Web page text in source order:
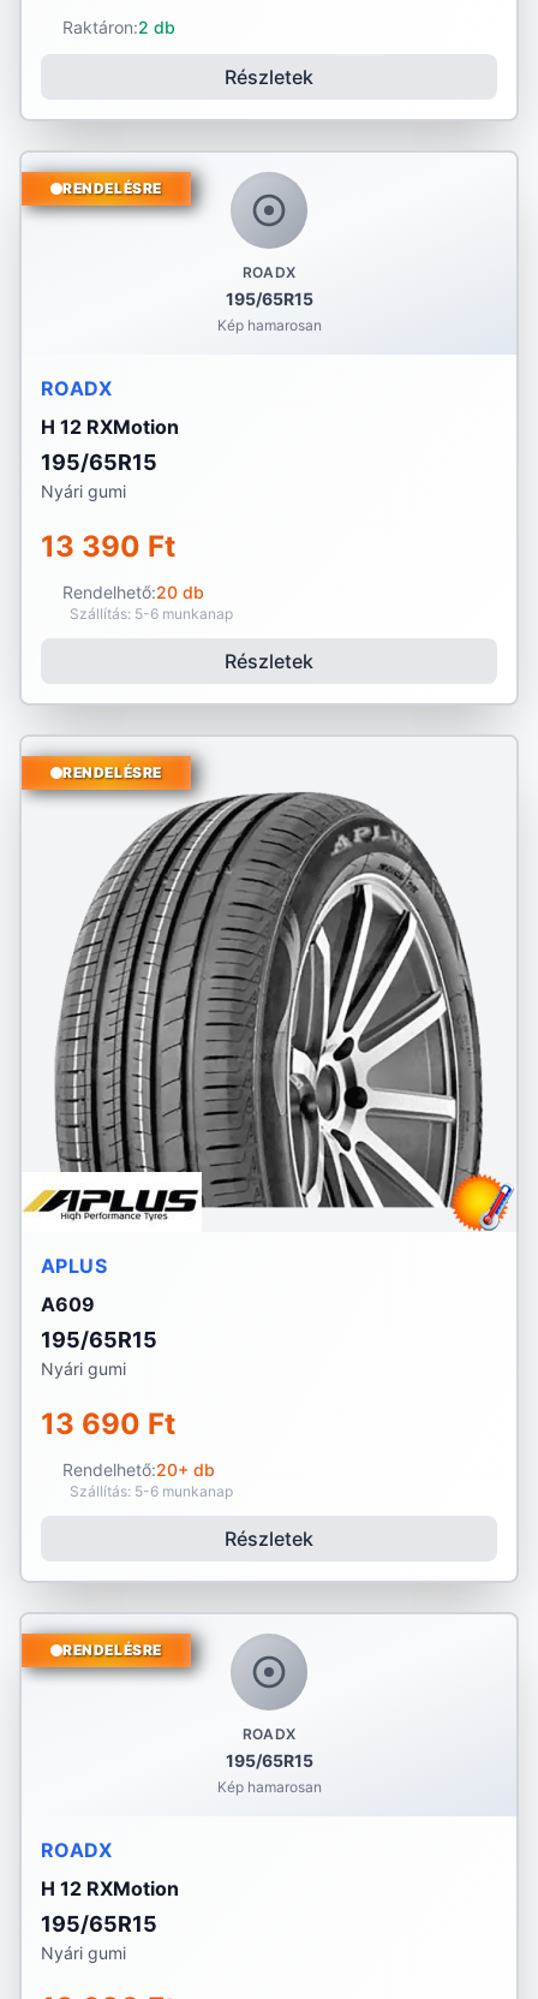
Raktáron:2 db
Részletek
ROADX
195/65R15
Kép hamarosan
RENDELÉSRE
ROADX
H 12 RXMotion
195/65R15
Nyári gumi
13 390 Ft
Rendelhető:20 db
Szállítás: 5-6 munkanap
Részletek
RENDELÉSRE
APLUS
A609
195/65R15
Nyári gumi
13 690 Ft
Rendelhető:20+ db
Szállítás: 5-6 munkanap
Részletek
ROADX
195/65R15
Kép hamarosan
RENDELÉSRE
ROADX
H 12 RXMotion
195/65R15
Nyári gumi